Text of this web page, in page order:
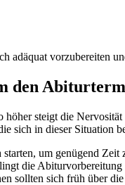
adäquat vorzubereiten
den
steigt die
sich in dieser Situation
um genügend
die Abiturvorbereitung
sollten sich früh über